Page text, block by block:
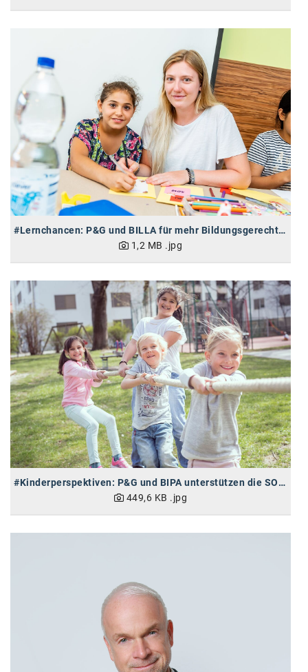
Oral-B
Planted
PwC
P&G
RIC
Schiefer Rechtsanwälte
Smile Österreich
Strategie Austria
Strategy&
SW Umwelttechnik
TEDAI
TheVentury
VELUX
vivo
WALTER GROUP
#Lernchancen: P&G und BILLA für mehr Bildungsgerechtigkeit
1,2 MB .jpg
#Kinderperspektiven: P&G und BIPA unterstützen die SOS-Kinderdörfer
449,6 KB .jpg